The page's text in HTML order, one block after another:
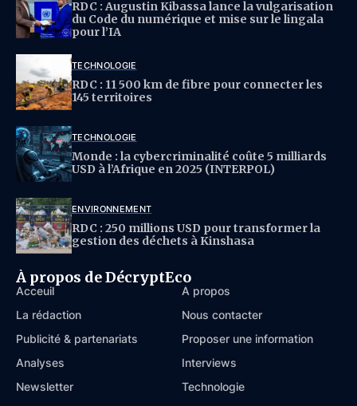
RDC : Augustin Kibassa lance la vulgarisation
du Code du numérique et mise sur le lingala
pour l’IA
TECHNOLOGIE
RDC : 11 500 km de fibre pour connecter les
145 territoires
TECHNOLOGIE
Monde : la cybercriminalité coûte 5 milliards
USD à l’Afrique en 2025 (INTERPOL)
ENVIRONNEMENT
RDC : 250 millions USD pour transformer la
gestion des déchets à Kinshasa
À propos de DécryptEco
Acceuil
À propos
La rédaction
Nous contacter
Publicité & partenariats
Proposer une information
Analyses
Interviews
Newsletter
Technologie